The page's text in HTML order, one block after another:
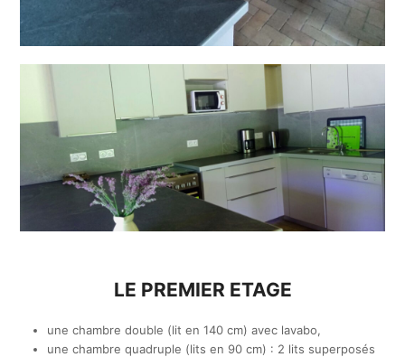
LE PREMIER ETAGE
une chambre double (lit en 140 cm) avec lavabo,
une chambre quadruple (lits en 90 cm) : 2 lits superposés